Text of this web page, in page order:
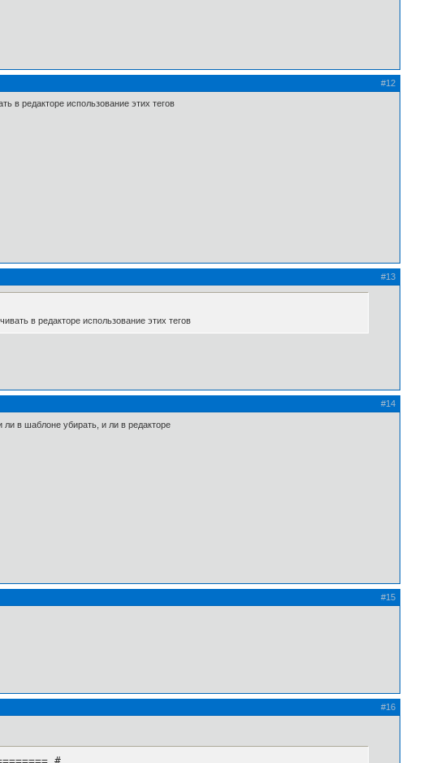
#12
в редакторе использование этих тегов
#13
в редакторе использование этих тегов
#14
в шаблоне убирать, и ли в редакторе
#15
#16